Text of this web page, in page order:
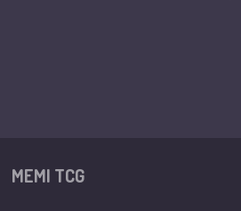
MEMI TCG